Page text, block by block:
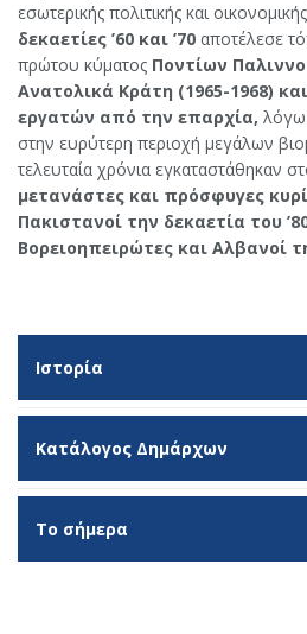
εσωτερικής πολιτικής και
δεκαετίες ’60 και ’70 αποτέλεσε
πρώτου κύματος Ποντίων
Ανατολικά Κράτη (1965-1968)
εργατών από την επαρχία, λόγω
στην ευρύτερη περιοχή μεγάλων
τελευταία χρόνια εγκαταστάθηκαν
μετανάστες και πρόσφυγες
Πακιστανοί την δεκαετία του
Βορειοηπειρώτες και Αλβανοί
Ιστορία
Κατάλογος Δημάρχων
Το σήμερα